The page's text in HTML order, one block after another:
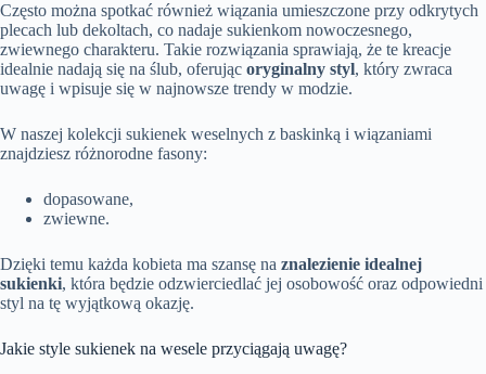
Często można spotkać również wiązania umieszczone przy odkrytych
plecach lub dekoltach, co nadaje sukienkom nowoczesnego,
zwiewnego charakteru. Takie rozwiązania sprawiają, że te kreacje
idealnie nadają się na ślub, oferując oryginalny styl, który zwraca
uwagę i wpisuje się w najnowsze trendy w modzie.
W naszej kolekcji sukienek weselnych z baskinką i wiązaniami
znajdziesz różnorodne fasony:
dopasowane,
zwiewne.
Dzięki temu każda kobieta ma szansę na znalezienie idealnej
sukienki, która będzie odzwierciedlać jej osobowość oraz odpowiedni
styl na tę wyjątkową okazję.
Jakie style sukienek na wesele przyciągają uwagę?